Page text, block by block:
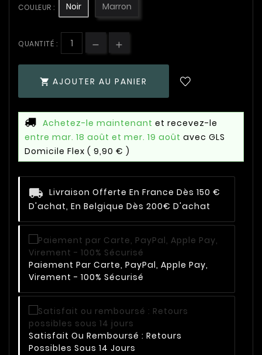
COULEUR : Noir Marron
QUANTITÉ :
 AJOUTER AU PANIER
Achetez-le maintenant et recevez-le
entre mar. 18 août et mer. 19 août avec GLS
Domicile Flex ( 9,90 € )
Livraison Offerte En France Dès 150 €
D'achat, En Belgique Dès 200€ D'achat
Paiement Par Carte, PayPal, Apple Pay,
Virement - 100% Sécurisé
Satisfait Ou Remboursé : Retours
Possibles Sous 14 Jours